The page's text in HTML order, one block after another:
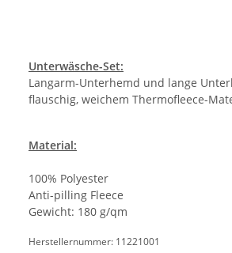
Unterwäsche-Set:
Langarm-Unterhemd und lange
flauschig, weichem Thermofleece-
Material:
100% Polyester
Anti-pilling Fleece
Gewicht: 180 g/qm
Herstellernummer: 11221001